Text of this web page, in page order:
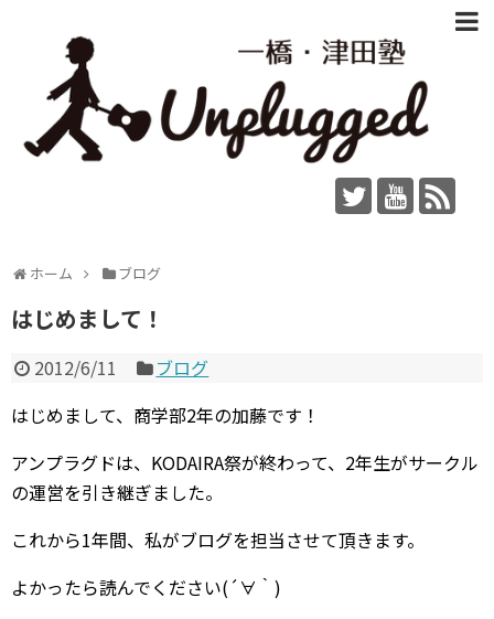
ホーム ブログ
はじめまして！
2012/6/11
ブログ
はじめまして、商学部2年の加藤です！
アンプラグドは、KODAIRA祭が終わって、2年生がサークル
の運営を引き継ぎました。
これから1年間、私がブログを担当させて頂きます。
よかったら読んでください(´∀｀)